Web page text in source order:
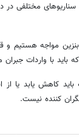
سناریوهای مختلفی
بنزین مواجه هستیم
کاهش یابد یا
کننده نیست.